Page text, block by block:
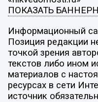
ПОКАЗАТЬ
Информационный
Позиция редакции
точкой зрения
текстов либо ином
материалов с
ресурсах в сети
источник